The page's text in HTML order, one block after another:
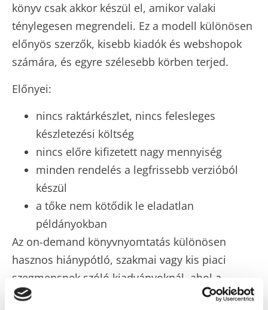
könyv csak akkor készül el, amikor valaki
ténylegesen megrendeli. Ez a modell különösen
előnyös szerzők, kisebb kiadók és webshopok
számára, és egyre szélesebb körben terjed.
Előnyei:
nincs raktárkészlet, nincs felesleges
készletezési költség
nincs előre kifizetett nagy mennyiség
minden rendelés a legfrissebb verzióból
készül
a tőke nem kötődik le eladatlan
példányokban
Az on-demand könyvnyomtatás különösen
hasznos hiánypótló, szakmai vagy kis piaci
szegmensnek szóló kiadványoknál, ahol a
hagyományos ofszet minimummennyiség nem